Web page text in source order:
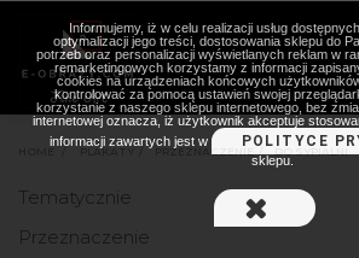
PLAKATY > PRZEZNACZENIE
Tematycznie
Przeznaczenie
Informujemy, iż w celu realizacji usług
optymalizacji jego treści, dostosowania sklepu do
potrzeb oraz personalizacji wyświetlanych reklam w
remarketingowych korzystamy z informacji
cookies na urządzeniach końcowych
kontrolować za pomocą ustawień swojej
korzystanie z naszego sklepu internetowego, bez
internetowej oznacza, iż użytkownik akceptuje
informacji zawartych jest w
POLITYCE
sklepu.